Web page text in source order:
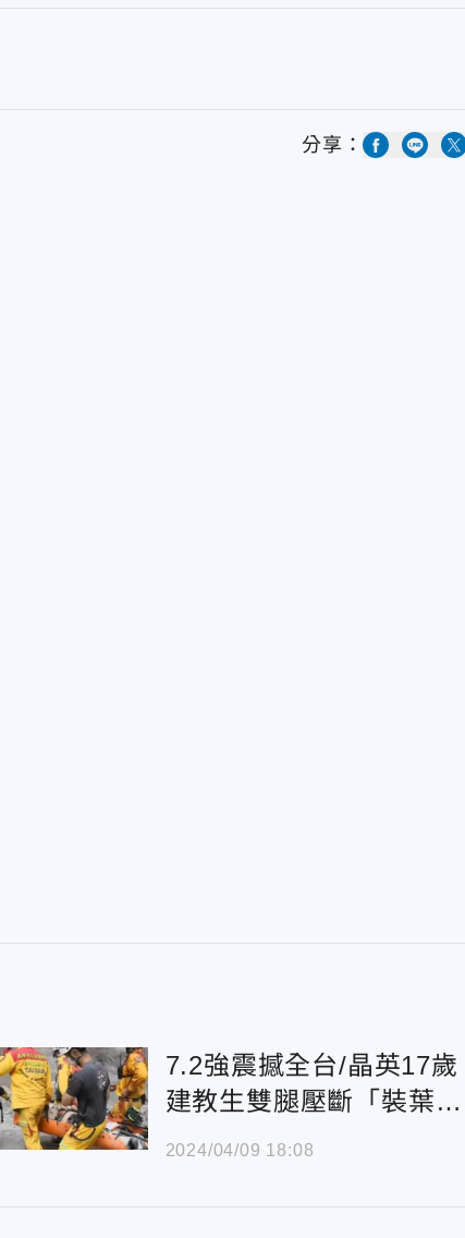
分享：
7.2強震撼全台/晶英17歲
建教生雙腿壓斷「裝葉克
膜」搶救 家屬慟：植物
2024/04/09 18:08